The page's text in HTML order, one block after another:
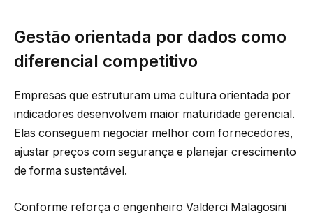
Gestão orientada por dados como
diferencial competitivo
Empresas que estruturam uma cultura orientada por
indicadores desenvolvem maior maturidade gerencial.
Elas conseguem negociar melhor com fornecedores,
ajustar preços com segurança e planejar crescimento
de forma sustentável.
Conforme reforça o engenheiro Valderci Malagosini